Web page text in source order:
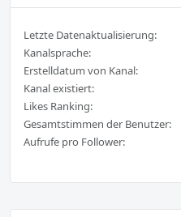
Letzte Datenaktualisierung:
Kanalsprache:
Erstelldatum von Kanal:
Kanal existiert:
Likes Ranking:
Gesamtstimmen der Benutzer:
Aufrufe pro Follower: